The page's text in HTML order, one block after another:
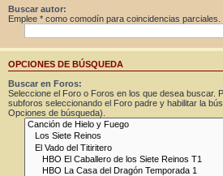
Buscar autor:
Emplee * como comodín para coincidencias parciales.
OPCIONES DE BÚSQUEDA
Buscar en Foros:
Seleccione el Foro o Foros en los que desea buscar.
subforos seleccionando el Foro padre y habilitar la
Opciones de búsqueda).